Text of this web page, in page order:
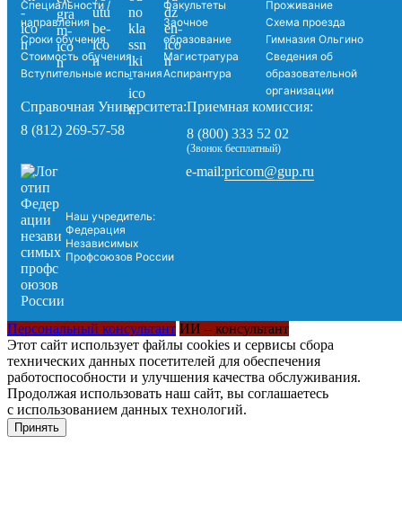
Специальности /
направления
Сроки обучения
Стоимость обучения
Вступительные испытания
Факультеты
Заочное
образование
Магистратура
Аспирантура
Проживание
Схема проезда
Гимназия Ольгино
Сведения об
образовательной
организации
Справочная Университета:
8 (812) 269-57-58
Приемная комиссия:
8 (800) 333 52 02
(Звонок бесплатный)
Наш учредитель:
Федерация
Независимых
Профсоюзов России
e-mail:pricom@gup.ru
Персональный консультант ИИ – консультант
Этот сайт использует файлы cookies и сервисы сбора
технических данных посетителей для обеспечения
работоспособности и улучшения качества обслуживания.
Продолжая использовать наш сайт, вы соглашаетесь
с использованием данных технологий.
Принять